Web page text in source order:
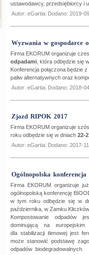
ustawodawcy, przedsiębiorcy i
Autor: eGartia Dodano: 2019-
Wyzwania w gospodarce
Firma EKORUM organizuje
odpadami która odbędzie się
Konferencja połączona będzie
paliw alternatywnych oraz
Autor: eGartia Dodano: 2018-
Zjazd RIPOK 2017
Firma EKORUM organizuje
roku odbędzie się w dniach22-
Autor: eGartia Dodano: 2017-
Ogólnopolska konferencja
Firma EKORUM organizuje
ogólnopolską konferencję
w tym roku odbędzie się w
października, w Zamku Kliczków
Kompostowanie odpadów
dominującą na europejskim
dla stabilizacji tlenowej jest
może stanowić podstawę
odpadów biodegradowalnych.